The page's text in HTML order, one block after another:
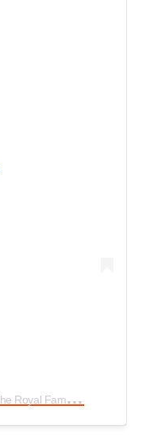
U
na publicación compartida de The Royal Family (@theroyalfamily)